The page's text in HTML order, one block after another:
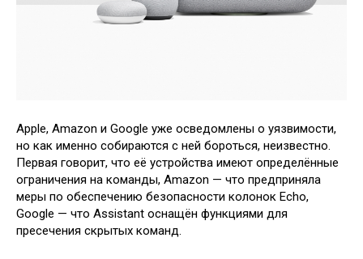
Apple, Amazon и Google уже осведомлены о уязвимости,
но как именно собираются с ней бороться, неизвестно.
Первая говорит, что её устройства имеют определённые
ограничения на команды, Amazon — что предприняла
меры по обеспечению безопасности колонок Echo,
Google — что Assistant оснащён функциями для
пресечения скрытых команд.